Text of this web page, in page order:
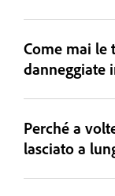
Come mai le
danneggiate
Perché a
lasciato a